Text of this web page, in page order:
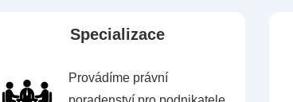
Specializace
Provádíme právní